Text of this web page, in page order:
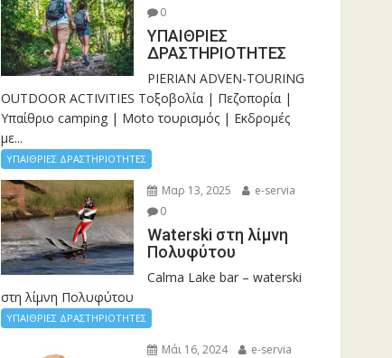
0
ΥΠΑΙΘΡΙΕΣ
ΔΡΑΣΤΗΡΙΟΤΗΤΕΣ
PIERIAN ADVEN-TOURING
OUTDOOR ACTIVITIES Τοξοβολία | Πεζοπορία |
Υπαίθριο camping | Moto τουρισμός | Εκδρομές
με...
ΥΠΑΙΘΡΙΕΣ ΔΡΑΣΤΗΡΙΟΤΗΤΕΣ
Μαρ 13, 2025
e-servia
0
Waterski στη λίμνη
Πολυφύτου
Calma Lake bar – waterski
στη λίμνη Πολυφύτου
ΥΠΑΙΘΡΙΕΣ ΔΡΑΣΤΗΡΙΟΤΗΤΕΣ
Μάι 16, 2024
e-servia